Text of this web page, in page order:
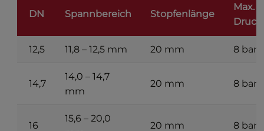
DN Spannbereich Stopfenlänge
Max.
Druck
12,5 11,8 – 12,5 mm 20 mm 8 bar
14,7
14,0 – 14,7
mm
20 mm 8 bar
16
15,6 – 20,0
20 mm 8 bar